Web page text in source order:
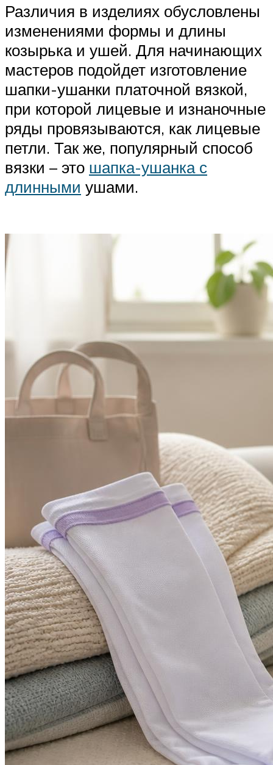
Различия в изделиях обусловлены
изменениями формы и длины
козырька и ушей. Для начинающих
мастеров подойдет изготовление
шапки-ушанки платочной вязкой,
при которой лицевые и изнаночные
ряды провязываются, как лицевые
петли. Так же, популярный способ
вязки – это шапка-ушанка с
длинными ушами.